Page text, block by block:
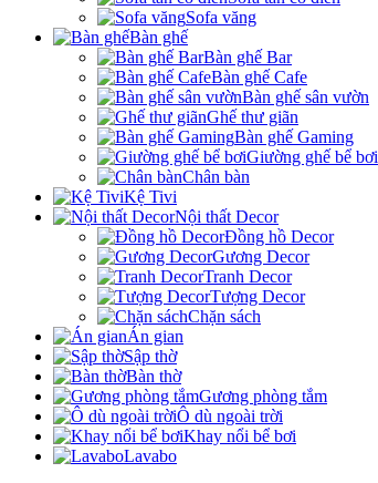
Sofa văng
Bàn ghế
Bàn ghế Bar
Bàn ghế Cafe
Bàn ghế sân vườn
Ghế thư giãn
Bàn ghế Gaming
Giường ghế bể bơi
Chân bàn
Kệ Tivi
Nội thất Decor
Đồng hồ Decor
Gương Decor
Tranh Decor
Tượng Decor
Chặn sách
Án gian
Sập thờ
Bàn thờ
Gương phòng tắm
Ô dù ngoài trời
Khay nổi bể bơi
Lavabo